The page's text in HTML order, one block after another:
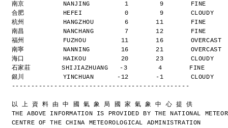
南京          NANJING         1        9       FINE
合肥          HEFEI           0        9       CLOUDY
杭州          HANGZHOU        6       11       FINE
南昌          NANCHANG        7       12       FINE
福州          FUZHOU         11       16       OVERCAST
南寧          NANNING        16       21       OVERCAST
海口          HAIKOU         20       23       CLOUDY
石家莊        SHIJIAZHUANG   -3        4       FINE
銀川          YINCHUAN      -12       -1       CLOUDY
----------------------------------------------
以 上 資 料 由 中 國 氣 象 局 國 家 氣 象 中 心 提 供
THE ABOVE INFORMATION IS PROVIDED BY THE NATIONAL
CENTRE OF THE CHINA METEOROLOGICAL ADMINISTRATION